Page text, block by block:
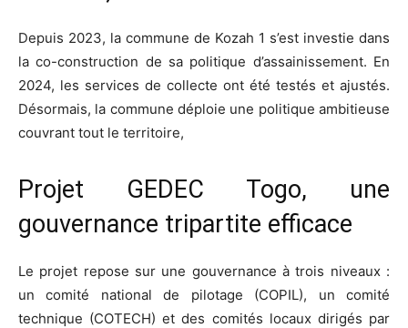
Depuis 2023, la commune de Kozah 1 s’est investie dans
la co-construction de sa politique d’assainissement. En
2024, les services de collecte ont été testés et ajustés.
Désormais, la commune déploie une politique ambitieuse
couvrant tout le territoire,
Projet GEDEC Togo, une
gouvernance tripartite efficace
Le projet repose sur une gouvernance à trois niveaux :
un comité national de pilotage (COPIL), un comité
technique (COTECH) et des comités locaux dirigés par